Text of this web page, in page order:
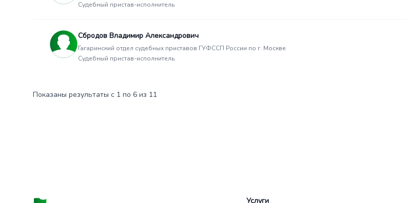
Судебный пристав-исполнитель
Сбродов Владимир Александрович
Гагаринский отдел судебных приставов ГУФССП России по г. Москве
Судебный пристав-исполнитель
Показаны результаты с 1 по 6 из 11
Услуги